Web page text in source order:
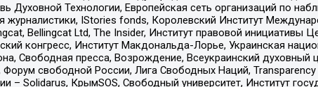
Духовной Технологии, Европейская сеть организаций по
IStories fonds, Королевский Институт
Bellingcat Ltd, The Insider, Институт правовой инициативы
конгресс, Институт Макдональда-Лорье, Украинская
Свободная пресса, Возрождение, Всеукраинский духовный
свободной России, Лига Свободных Наций,
Solidarus, КрымSOS, Свободный университет, Институт